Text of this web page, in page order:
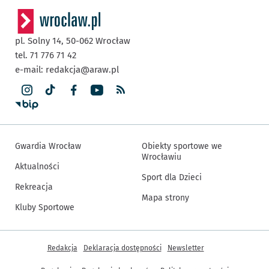
pl. Solny 14, 50-062 Wrocław
tel. 71 776 71 42
e-mail: redakcja@araw.pl
Gwardia Wrocław
Aktualności
Rekreacja
Kluby Sportowe
Obiekty sportowe we
Wrocławiu
Sport dla Dzieci
Mapa strony
Inne informacje
Redakcja Deklaracja dostępności Newsletter